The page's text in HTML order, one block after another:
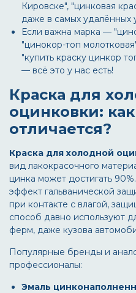
Кировске", "цинковая
даже в самых удалённых
Если важна марка —
"цинокор-топ
"купить краску цинкор
— всё это у нас есть!
Краска для
оцинковки:
отличается?
Краска для холодной
вид лакокрасочного
цинка может достигать
эффект гальванической
при контакте с влагой,
способ давно используют
ферм, даже кузова
Популярные бренды и
профессионалы:
Эмаль